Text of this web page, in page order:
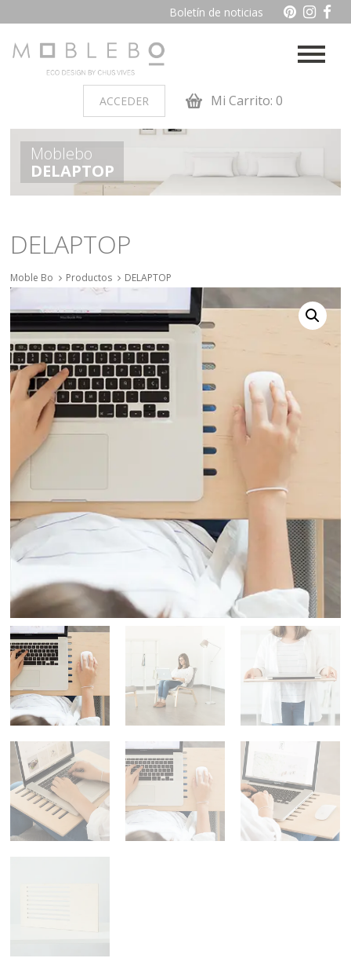
Boletín de noticias
ACCEDER Mi Carrito: 0
PRODUCTOS POR AMBIENTES
Auxiliares Baño
madera
Salon
Moblebo
DELAPTOP
DELAPTOP
Moble Bo Productos DELAPTOP